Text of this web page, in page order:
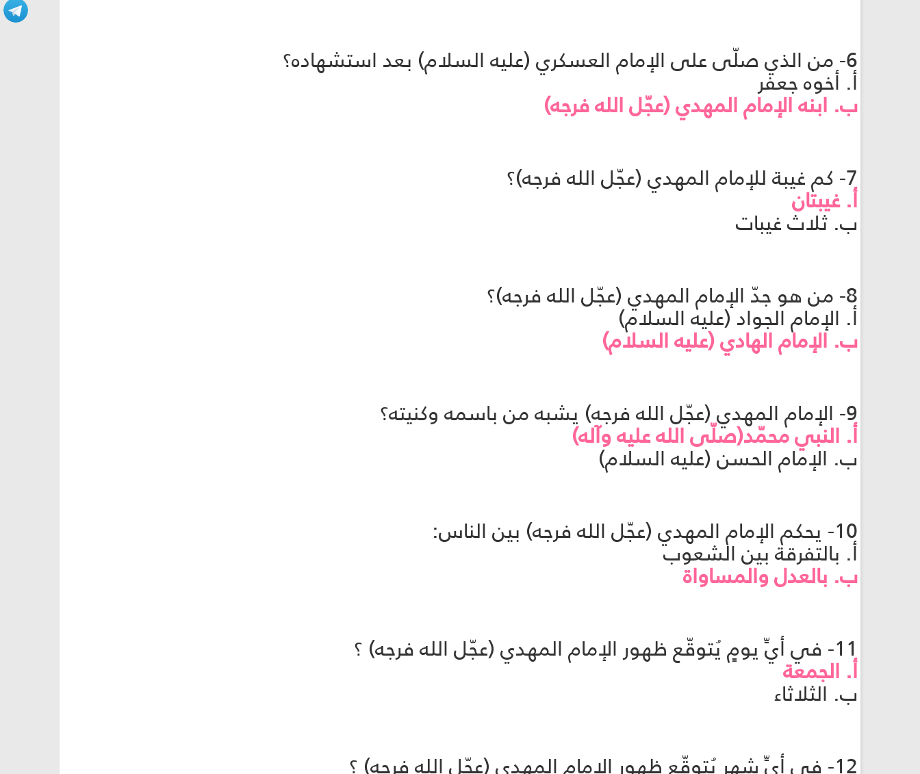
6- من الذي صلّى على الإمام العسكري (عليه السلام) بعد استشهاده؟
أ. أخوه جعفر
ب. ابنه الإمام المهدي (عجّل الله فرجه)
7- كم غيبة للإمام المهدي (عجّل الله فرجه)؟
أ. غيبتان
ب. ثلاث غيبات
8- من هو جدّ الإمام المهدي (عجّل الله فرجه)؟
أ. الإمام الجواد (عليه السلام)
ب. الإمام الهادي (عليه السلام)
9- الإمام المهدي (عجّل الله فرجه) يشبه من باسمه وكنيته؟
أ. النبي محمّد(صلّى الله عليه وآله)
ب. الإمام الحسن (عليه السلام)
10- يحكم الإمام المهدي (عجّل الله فرجه) بين الناس:
أ. بالتفرقة بين الشعوب
ب. بالعدل والمساواة
11- في أيِّ يومٍ يُتوقّع ظهور الإمام المهدي (عجّل الله فرجه) ؟
أ. الجمعة
ب. الثلاثاء
12- في أيِّ شهر يُتوقّع ظهور الإمام المهدي (عجّل الله فرجه) ؟